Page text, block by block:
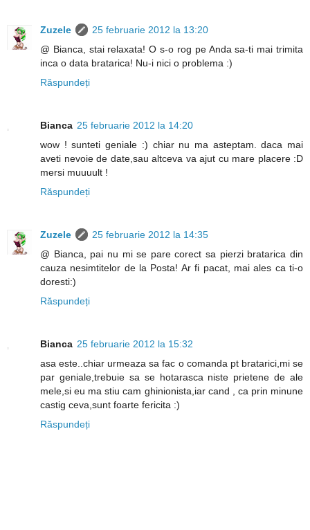
Zuzele
25 februarie 2012 la 13:20
@ Bianca, stai relaxata! O s-o rog pe Anda sa-ti mai trimita
inca o data bratarica! Nu-i nici o problema :)
Răspundeți
Bianca 25 februarie 2012 la 14:20
wow ! sunteti geniale :) chiar nu ma asteptam. daca mai
aveti nevoie de date,sau altceva va ajut cu mare placere :D
mersi muuuult !
Răspundeți
Zuzele
25 februarie 2012 la 14:35
@ Bianca, pai nu mi se pare corect sa pierzi bratarica din
cauza nesimtitelor de la Posta! Ar fi pacat, mai ales ca ti-o
doresti:)
Răspundeți
Bianca 25 februarie 2012 la 15:32
asa este..chiar urmeaza sa fac o comanda pt bratarici,mi se
par geniale,trebuie sa se hotarasca niste prietene de ale
mele,si eu ma stiu cam ghinionista,iar cand , ca prin minune
castig ceva,sunt foarte fericita :)
Răspundeți